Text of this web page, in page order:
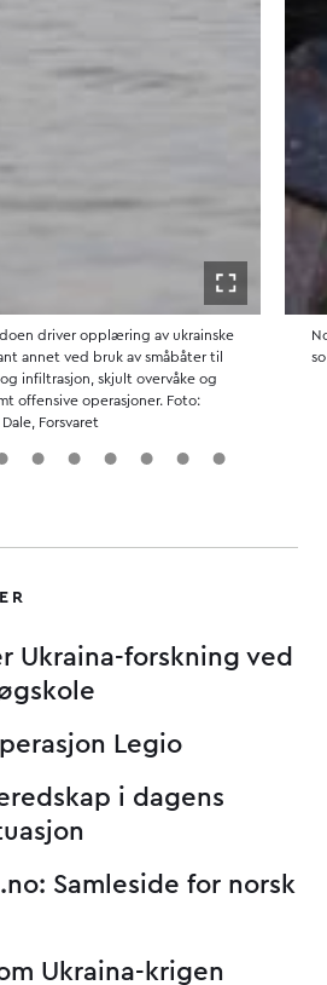
Åpne i
driver opplæring av ukrainske
annet ved bruk av småbåter til
infiltrasjon, skjult overvåke og
offensive operasjoner. Foto:
Forsvaret
Ukraina-forskning ved
Legio
i dagens
Samleside for norsk
Ukraina-krigen